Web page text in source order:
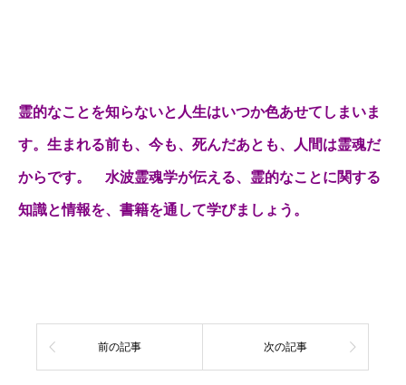
霊的なことを知らないと人生はいつか色あせてしまいま
す。生まれる前も、今も、死んだあとも、人間は霊魂だ
からです。 水波霊魂学が伝える、霊的なことに関する
知識と情報を、書籍を通して学びましょう。
前の記事 次の記事